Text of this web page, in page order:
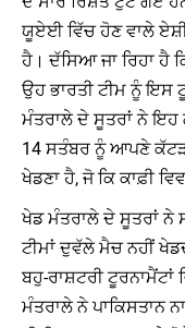
ਯੂਏਈ ਵਿੱਚ ਹੋਣ ਵਾਲੇ
ਹੈ। ਦੱਸਿਆ ਜਾ ਰਿਹਾ ਹੈ
ਉਹ ਭਾਰਤੀ ਟੀਮ ਨੂੰ ਇਸ
ਮੰਤਰਾਲੇ ਦੇ ਸੂਤਰਾਂ ਨੇ ਇਹ
14 ਸਤੰਬਰ ਨੂੰ ਆਪਣੇ ਕੱਟੜ
ਖੇਡਣਾ ਹੈ, ਜੋ ਕਿ ਕਾਫ਼ੀ
ਖੇਡ ਮੰਤਰਾਲੇ ਦੇ ਸੂਤਰਾਂ ਨੇ
ਟੀਮਾਂ ਦੁਵੱਲੇ ਮੈਚ ਨਹੀਂ
ਬਹੁ-ਰਾਸ਼ਟਰੀ ਟੂਰਨਾਮੈਂਟਾਂ
ਮੰਤਰਾਲੇ ਨੇ ਪਾਕਿਸਤਾਨ